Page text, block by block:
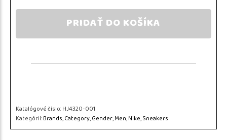
PRIDAŤ DO KOŠÍKA
Katalógové číslo:HJ4320-001
Kategórií:Brands,Category,Gender,Men,Nike,Sneakers